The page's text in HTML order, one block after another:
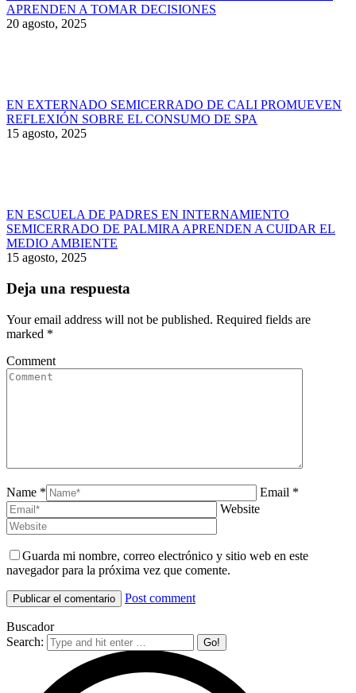
APRENDEN A TOMAR DECISIONES
20 agosto, 2025
EN EXTERNADO SEMICERRADO DE CALI PROMUEVEN
REFLEXIÓN SOBRE EL CONSUMO DE SPA
15 agosto, 2025
EN ESCUELA DE PADRES EN INTERNAMIENTO
SEMICERRADO DE PALMIRA APRENDEN A CUIDAR EL
MEDIO AMBIENTE
15 agosto, 2025
Deja una respuesta
Your email address will not be published. Required fields are
marked *
Comment
Name *
Email *
Website
Guarda mi nombre, correo electrónico y sitio web en este
navegador para la próxima vez que comente.
Post comment
Buscador
Search: